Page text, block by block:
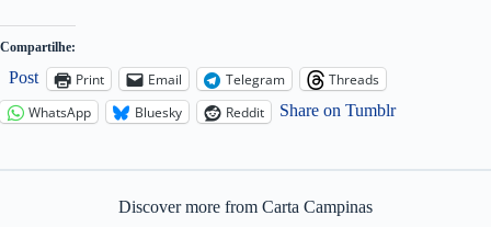
Compartilhe:
Post Print Email Telegram
Threads
WhatsApp
Bluesky Reddit Share on Tumblr
Discover more from Carta Campinas